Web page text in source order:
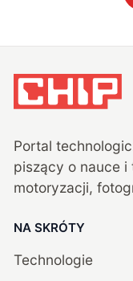
Portal
piszący o nauce
motoryzacji,
NA SKRÓTY
Technologie